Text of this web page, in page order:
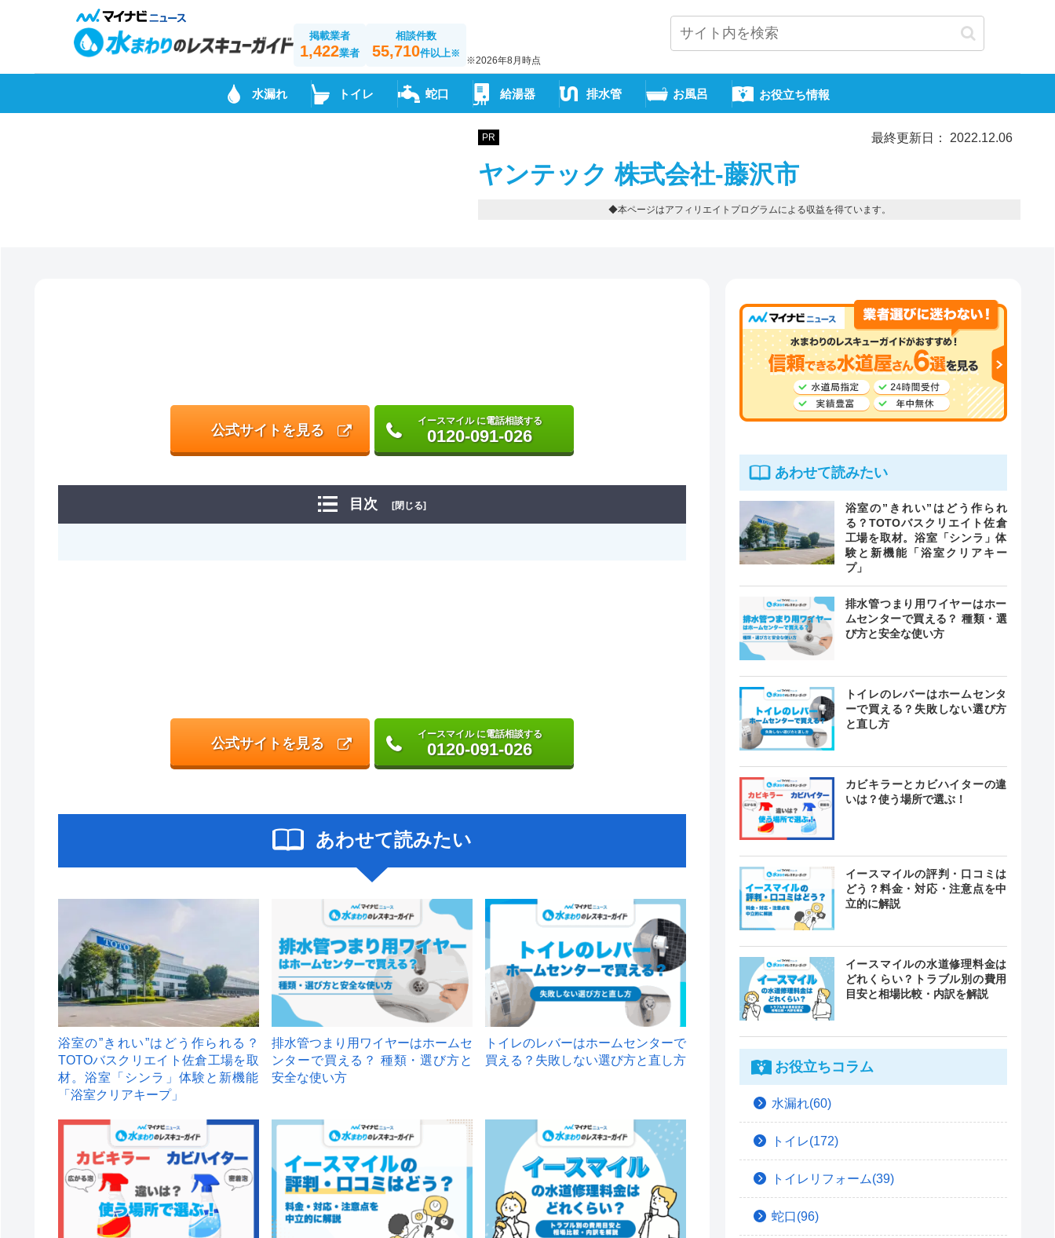
掲載業者
1,422業者
相談件数
55,710件以上※
※2026年8月時点
水漏れ トイレ 蛇口 給湯器 排水管 お風呂 お役立ち情報
PR 最終更新日： 2022.12.06
ヤンテック 株式会社-藤沢市
◆本ページはアフィリエイトプログラムによる収益を得ています。
公式サイトを見る
イースマイル に電話相談する
0120-091-026
目次 [閉じる]
公式サイトを見る
イースマイル に電話相談する
0120-091-026
あわせて読みたい
浴室の”きれい”はどう作られる？
TOTOバスクリエイト佐倉工場を取
材。浴室「シンラ」体験と新機能
「浴室クリアキープ」
排水管つまり用ワイヤーはホームセ
ンターで買える？ 種類・選び方と
安全な使い方
トイレのレバーはホームセンターで
買える？失敗しない選び方と直し方
あわせて読みたい
浴室の”きれい”はどう作られ
る？TOTOバスクリエイト佐倉
工場を取材。浴室「シンラ」体
験と新機能「浴室クリアキー
プ」
排水管つまり用ワイヤーはホー
ムセンターで買える？ 種類・選
び方と安全な使い方
トイレのレバーはホームセンタ
ーで買える？失敗しない選び方
と直し方
カビキラーとカビハイターの違
いは？使う場所で選ぶ！
イースマイルの評判・口コミは
どう？料金・対応・注意点を中
立的に解説
イースマイルの水道修理料金は
どれくらい？トラブル別の費用
目安と相場比較・内訳を解説
お役立ちコラム
水漏れ(60)
トイレ(172)
トイレリフォーム(39)
蛇口(96)